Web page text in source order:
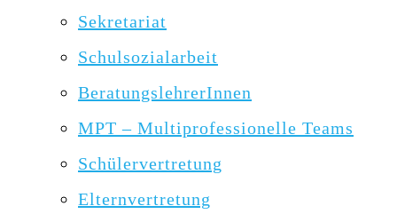
Sekretariat
Schulsozialarbeit
BeratungslehrerInnen
MPT – Multiprofessionelle Teams
Schülervertretung
Elternvertretung